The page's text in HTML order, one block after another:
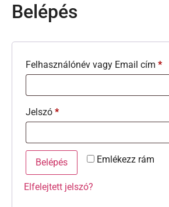
Belépés
Felhasználónév vagy Email cím *
Jelszó *
Emlékezz rám
Belépés
Elfelejtett jelszó?